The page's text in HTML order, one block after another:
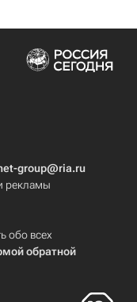
group@ria.ru
рекламы
обо всех
обратной